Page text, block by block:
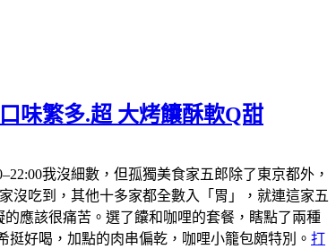
味繁多.超 大烤饢酥軟Q甜
我沒細數，但孤獨美食家五郎除了東京都外，
沒吃到，其他十多家都全數入「胃」，就連這家五
應該很痛苦。選了饢和咖哩的套餐，瞎點了兩種
好喝，加點的肉串偏乾，咖哩小籠包頗特別。 打